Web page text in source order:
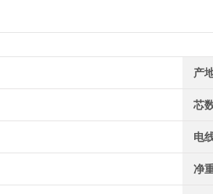
产
芯
电
净